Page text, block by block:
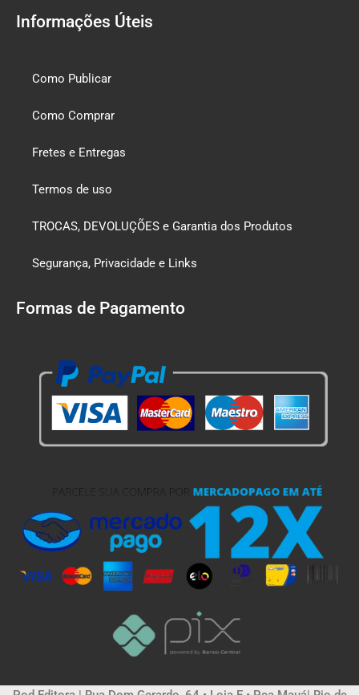
Informações Úteis
Como Publicar
Como Comprar
Fretes e Entregas
Termos de uso
TROCAS, DEVOLUÇÕES e Garantia dos Produtos
Segurança, Privacidade e Links
Formas de Pagamento